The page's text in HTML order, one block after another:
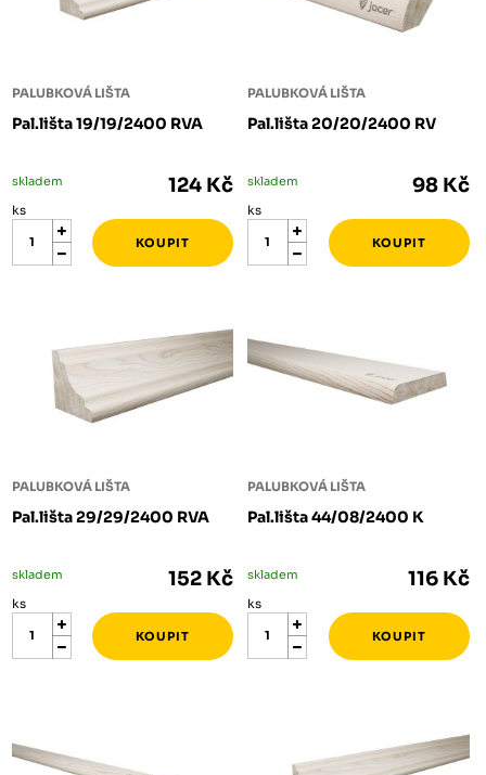
PALUBKOVÁ LIŠTA
Pal.lišta 19/19/2400 RVA
skladem 124 Kč
ks
PALUBKOVÁ LIŠTA
Pal.lišta 20/20/2400 RV
skladem 98 Kč
ks
PALUBKOVÁ LIŠTA
Pal.lišta 29/29/2400 RVA
skladem 152 Kč
ks
PALUBKOVÁ LIŠTA
Pal.lišta 44/08/2400 K
skladem 116 Kč
ks